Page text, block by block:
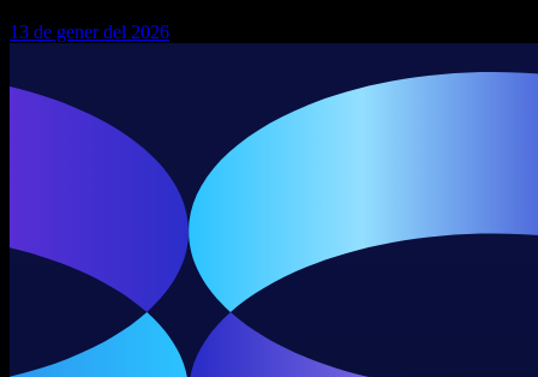
13 de gener del 2026